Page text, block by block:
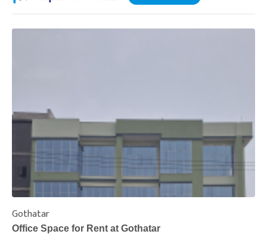
Gothatar
Office Space for Rent at Gothatar